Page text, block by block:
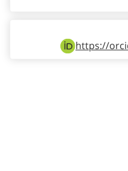
https://